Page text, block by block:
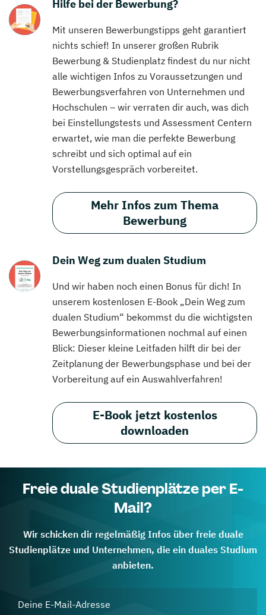
Hilfe bei der Bewerbung?
Mit unseren Bewerbungstipps geht garantiert
nichts schief! In unserer großen Rubrik
Bewerbung & Studienplatz findest du nur nicht
alle wichtigen Infos zu Voraussetzungen und
Bewerbungsverfahren von Unternehmen und
Hochschulen – wir verraten dir auch, was dich
bei Einstellungstests und Assessment Centern
erwartet, wie man die perfekte Bewerbung
schreibt und sich optimal auf ein
Vorstellungsgespräch vorbereitet.
Mehr Infos zum Thema
Bewerbung
Dein Weg zum dualen Studium
Und wir haben noch einen Bonus für dich! In
unserem kostenlosen E-Book „Dein Weg zum
dualen Studium“ bekommst du die wichtigsten
Bewerbungsinformationen nochmal auf einen
Blick: Dieser kleine Leitfaden hilft dir bei der
Zeitplanung der Bewerbungsphase und bei der
Vorbereitung auf ein Auswahlverfahren!
E-Book jetzt kostenlos
downloaden
Freie duale Studienplätze per E-
Mail?
Wir schicken dir regelmäßig Infos über freie duale
Studienplätze und Unternehmen, die ein duales Studium
anbieten.
Deine E-Mail-Adresse